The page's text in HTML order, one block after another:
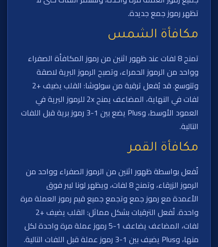
تظهر رموز جمع جديدة.
مكافأة الشمس
تمنح 8 لفات عند ظهور اثنين من رموز المكافأة الصفراء
وواحد من الرموز الحمراء، وتصبح الرموز البرية لاصقة
وتتوسع. قد يُفعل ترقية من سولوشا: القلب يضيف +2
لفات في النهاية، المضاعف يمنح 2x للرموز البرية في
العمود الأوسط، وPlus يضع بين 1-3 رموز برية قبل اللفات
التالية.
مكافأة القمر
تُفعل بواسطة ظهور اثنين من الرموز الصفراء وواحد من
الرموز الزرقاء، وتمنح 8 لفات، ويظهر لونا ليبر فوق
الأعمدة مع رموز جمع وتجمع جميع قيم رموز العملة مرة
واحدة. تُفعل الترقيات بشكل مماثل: القلب يضيف +2
لفات، المضاعف يضاعف 1-5 رموز عملة مرة واحدة لكل
منها، وPlus يضيف بين 1-3 رموز عملة قبل اللفات التالية.